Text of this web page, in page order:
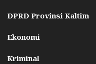
DPRD Provinsi Kaltim
Ekonomi
Kriminal